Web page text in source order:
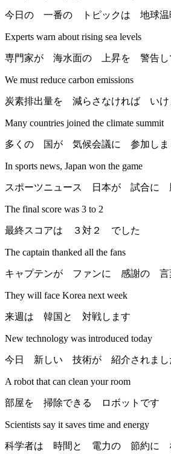
今日の 一番の トピックは 地球
Experts warn about rising sea levels
専門家が 海水面の 上昇を 警告し
We must reduce carbon emissions
炭素排出量を 減らさなければ いけ
Many countries joined the climate summit
多くの 国が 気候会議に 参加しま
In sports news, Japan won the game
スポーツニュース 日本が 試合に
The final score was 3 to 2
最終スコアは ３対２ でした
The captain thanked all the fans
キャプテンが ファンに 感謝の 言
They will face Korea next week
来週は 韓国と 対戦します
New technology was introduced today
今日 新しい 技術が 紹介されまし
A robot that can clean your room
部屋を 掃除できる ロボットです
Scientists say it saves time and energy
科学者は 時間と 電力の 節約に